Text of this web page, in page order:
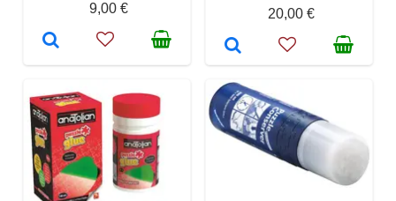
9,00 €
20,00 €